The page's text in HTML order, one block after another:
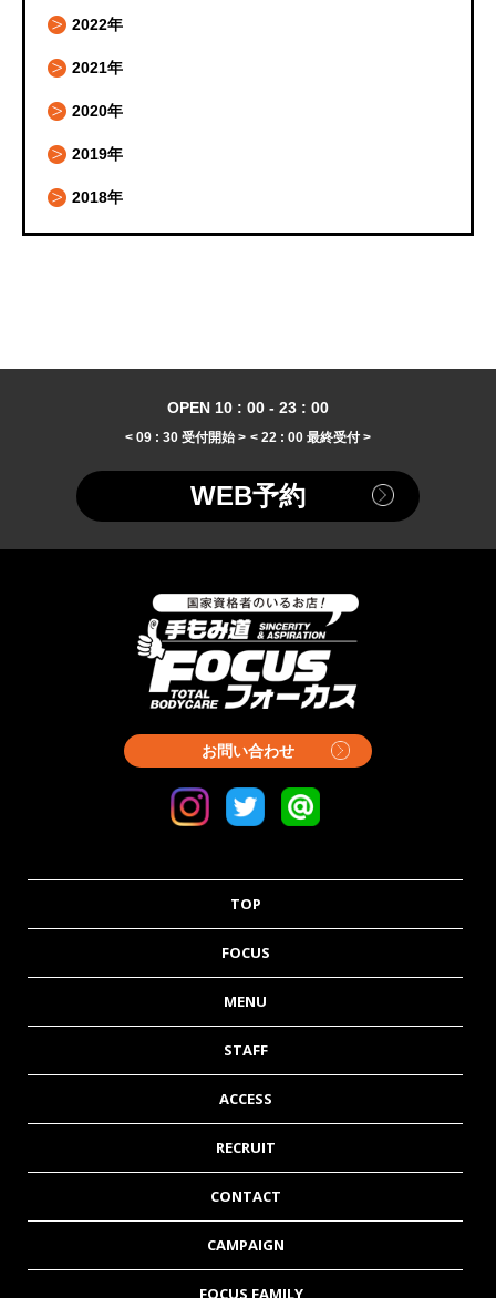
2022年
2021年
2020年
2019年
2018年
OPEN 10 : 00 - 23 : 00
< 09 : 30 受付開始 > < 22 : 00 最終受付 >
WEB予約
お問い合わせ
TOP
FOCUS
MENU
STAFF
ACCESS
RECRUIT
CONTACT
CAMPAIGN
FOCUS FAMILY